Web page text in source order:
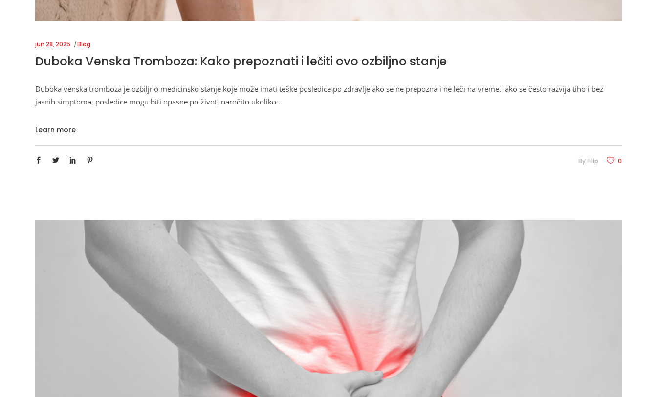
jun 28, 2025 Blog
Duboka Venska Tromboza: Kako prepoznati i lečiti ovo ozbiljno stanje
Duboka venska tromboza je ozbiljno medicinsko stanje koje može imati teške posledice po zdravlje ako se ne prepozna i ne leči na vreme. Iako se često razvija tiho i bez
jasnih simptoma, posledice mogu biti opasne po život, naročito ukoliko
Learn more
By Filip 0